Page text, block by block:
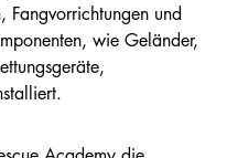
und
wie Geländer,